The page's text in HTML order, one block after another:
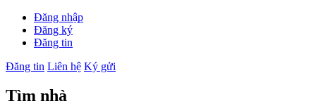
Đăng nhập
Đăng ký
Đăng tin
Đăng tin Liên hệ Ký gửi
Tìm nhà